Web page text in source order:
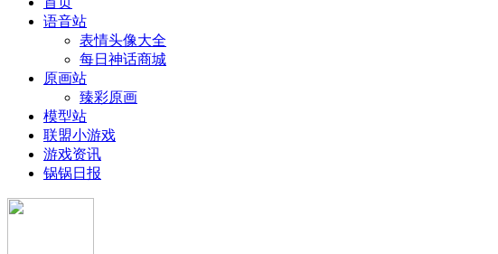
语音站
表情头像大全
每日神话商城
原画站
臻彩原画
模型站
联盟小游戏
游戏资讯
锅锅日报